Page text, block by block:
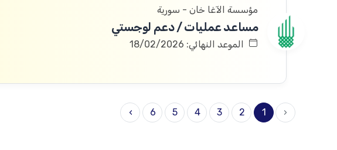
مؤسسة الآغا خان - سورية
مساعد عمليات / دعم لوجستي
الموعد النهائي: 18/02/2026
‹
1
2
3
4
5
6
›